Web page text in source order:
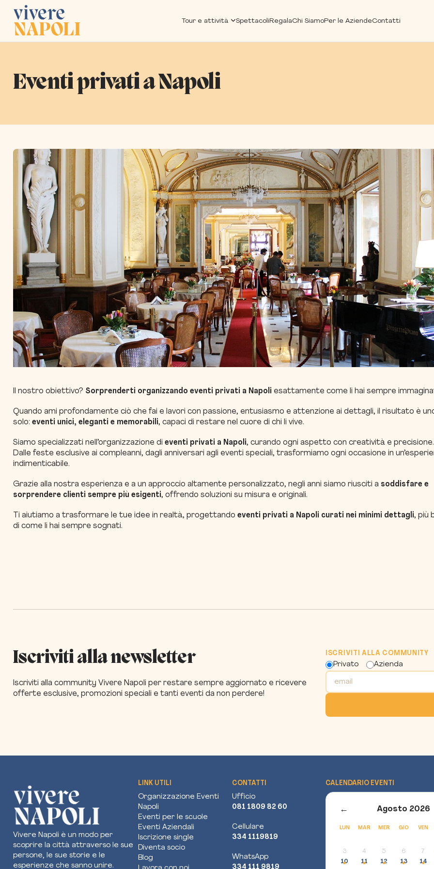
Tour e attività SpettacoliRegalaChi SiamoPer le AziendeContatti
Eventi privati a Napoli
Il nostro obiettivo? Sorprenderti organizzando eventi privati a Napoli esattamente come li hai sempre
Quando ami profondamente ciò che fai e lavori con passione, entusiasmo e attenzione ai dettagli, il risultato è
solo: eventi unici, eleganti e memorabili, capaci di restare nel cuore di chi li vive.
Siamo specializzati nell’organizzazione di eventi privati a Napoli, curando ogni aspetto con creatività e precisione.
Dalle feste esclusive ai compleanni, dagli anniversari agli eventi speciali, trasformiamo ogni occasione in
indimenticabile.
Grazie alla nostra esperienza e a un approccio altamente personalizzato, negli anni siamo riusciti a soddisfare e
sorprendere clienti sempre più esigenti, offrendo soluzioni su misura e originali.
Ti aiutiamo a trasformare le tue idee in realtà, progettando eventi privati a Napoli curati nei minimi dettagli, più
di come li hai sempre sognati.
Iscriviti alla newsletter
Iscriviti alla community Vivere Napoli per restare sempre aggiornato e ricevere
offerte esclusive, promozioni speciali e tanti eventi da non perdere!
ISCRIVITI ALLA COMMUNITY
Privato
Azienda
Vivere Napoli è un modo per
scoprire la città attraverso le sue
persone, le sue storie e le
esperienze che sanno unire.
LINK UTILI
Organizzazione Eventi
Napoli
Eventi per le scuole
Eventi Aziendali
Iscrizione single
Diventa socio
Blog
CONTATTI
Ufficio
081 1809 82 60
Cellulare
334 1119819
WhatsApp
334 111 9819
CALENDARIO EVENTI
← Agosto 2026
LUN MAR MER GIO VEN
3
4 5 6 7
10
11 12 13 14